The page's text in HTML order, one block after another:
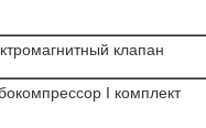
клапан
I комплект